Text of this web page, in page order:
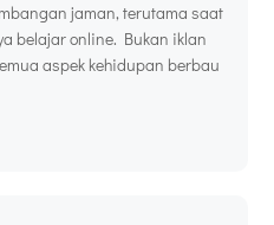
jaman, terutama saat
belajar online. Bukan iklan
aspek kehidupan berbau